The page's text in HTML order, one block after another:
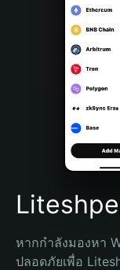
Português (Portugal)
Bahasa Indonesia
Português (Brasil)
Español (Argentina)
หากกำลังมองหา
ปลอดภัยเพื่อ